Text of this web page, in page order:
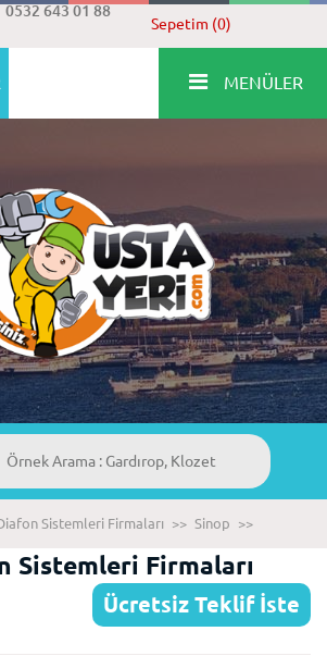
0532 643 01 88
Sepetim (0)
MENÜLER
Sistemleri Firmaları >> Sinop >>
Sistemleri Firmaları
Ücretsiz Teklif İste